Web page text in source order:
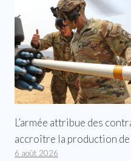
L’armée attribue des
accroître la production
6 août 2026